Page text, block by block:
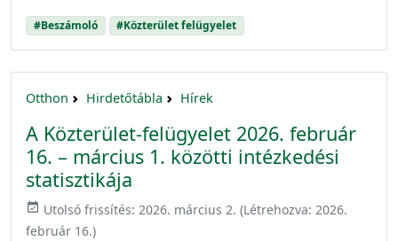
#Beszámoló #Közterület felügyelet
Otthon Hirdetőtábla Hírek
A Közterület-felügyelet 2026. február
16. – március 1. közötti intézkedési
statisztikája
event_available Utolsó frissítés: 2026. március 2. (Létrehozva: 2026.
február 16.)